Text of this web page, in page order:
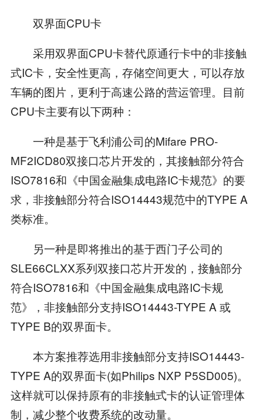
双界面CPU卡
采用双界面CPU卡替代原通行卡中的非接触
式IC卡，安全性更高，存储空间更大，可以存放
车辆的图片，更利于高速公路的营运管理。目前
CPU卡主要有以下两种：
一种是基于飞利浦公司的Mifare PRO-
MF2ICD80双接口芯片开发的，其接触部分符合
ISO7816和《中国金融集成电路IC卡规范》的要
求，非接触部分符合ISO14443规范中的TYPE A
类标准。
另一种是即将推出的基于西门子公司的
SLE66CLXX系列双接口芯片开发的，接触部分
符合ISO7816和《中国金融集成电路IC卡规
范》，非接触部分支持ISO14443-TYPE A 或
TYPE B的双界面卡。
本方案推荐选用非接触部分支持ISO14443-
TYPE A的双界面卡(如Philips NXP P5SD005)。
这样就可以保持原有的非接触式卡的认证管理体
制，减少整个收费系统的改动量。